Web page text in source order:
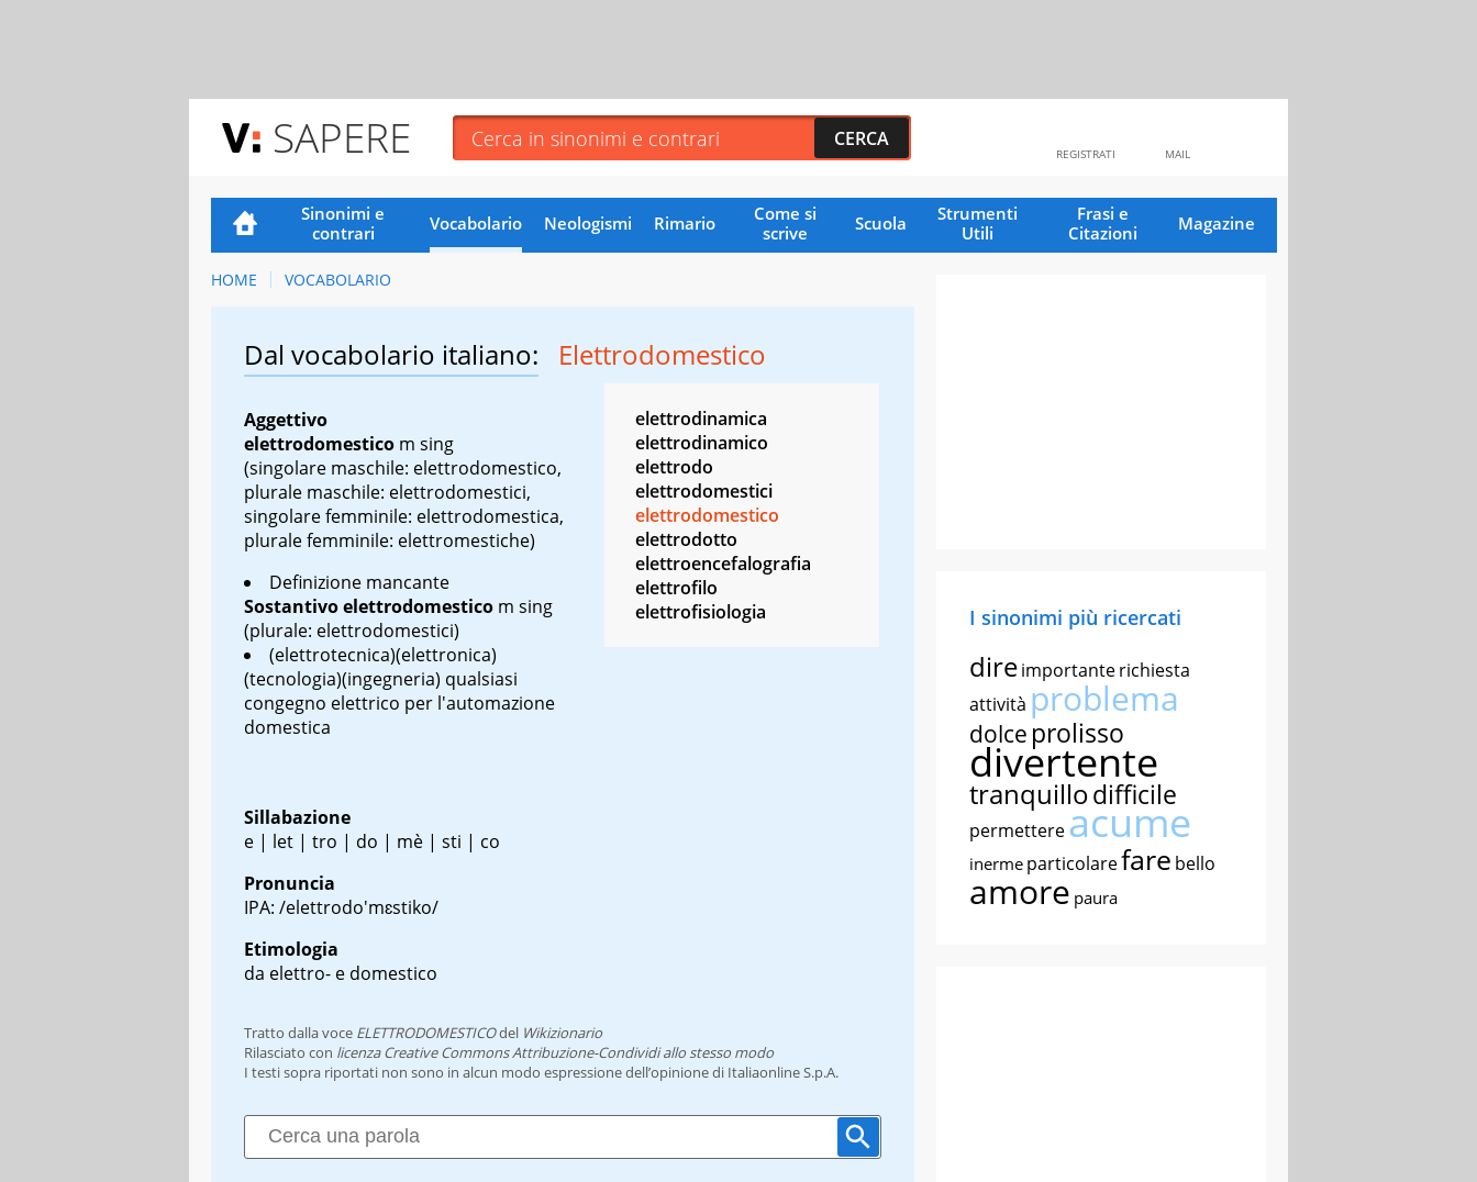
SAPERE MAIL
REGISTRATI
Sinonimi e
contrari
Vocabolario Neologismi Rimario
Come si
scrive
Scuola
Strumenti
Utili
Frasi e
Citazioni
Magazine
HOME VOCABOLARIO
Dal vocabolario italiano: Elettrodomestico
Aggettivo
elettrodomestico m sing
(singolare maschile: elettrodomestico,
plurale maschile: elettrodomestici,
singolare femminile: elettrodomestica,
plurale femminile: elettromestiche)
Definizione mancante
Sostantivoelettrodomestico m sing
(plurale: elettrodomestici)
(elettrotecnica)(elettronica)
(tecnologia)(ingegneria) qualsiasi
congegno elettrico per l'automazione
domestica
Sillabazione
e | let | tro | do | mè | sti | co
Pronuncia
IPA: /elettrodo'mɛstiko/
Etimologia
da elettro- e domestico
elettrodinamica
elettrodinamico
elettrodo
elettrodomestici
elettrodomestico
elettrodotto
elettroencefalografia
elettrofilo
elettrofisiologia
Tratto dalla voce ELETTRODOMESTICOdel Wikizionario
Rilasciato con licenza Creative Commons Attribuzione-Condividi allo stesso modo
I testi sopra riportati non sono in alcun modo espressione dell’opinione di Italiaonline S.p.A.
I sinonimi più ricercati
direimportanterichiesta
attività problema
dolce prolisso
divertente
tranquillodifficile
permettereacume
inerme particolarefare bello
amore paura